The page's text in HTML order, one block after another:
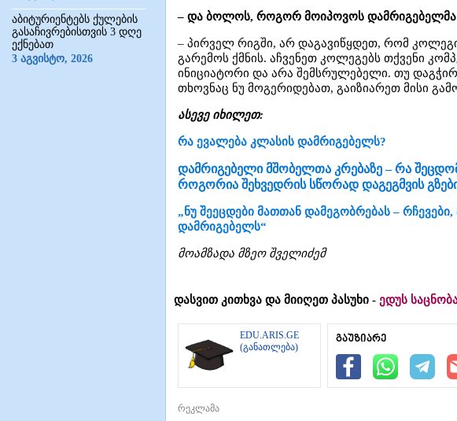
აბიტურიენტებს ქულების
გასაჩივრებისთვის 3 დღე
ექნებათ
3 აგვისტო, 2026
– და ბოლოს, როგორ მოიპოვოს დამრიგებელმა
– პირველ რიგში, არ დაგავიწყდეთ, რომ
გარემოს ქმნის. აჩვენეთ კოლეგებს თქვენი
ინიციატორი და არა შემსრულებელი. თუ
თხოვნაც ნუ მოგერიდებათ, გაიზიარეთ მისი
ასევე იხილეთ:
რა ევალება კლასის დამრიგებელს?
დამრიგებელი მშობელთა კრებაზე – რა
როგორია შეხვედრის სწორად დაგეგმვის
„ნუ შეეცდები მათთან დამეგობრებას –
დამრიგებელს“
მოამზადა მზეო შველიძემ
დასვით კითხვა და მიიღეთ პასუხი - ედუს
EDU.ARIS.GE
(განათლება)
გაუზიარე
რეკლამა